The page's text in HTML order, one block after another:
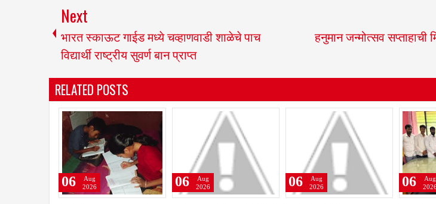
Next
भारत स्काऊट गाईड मध्ये चव्हाणवाडी शाळेचे पाच
विद्यार्थी राष्ट्रीय सुवर्ण बान प्राप्त
हनुमान जन्मोत्सव सप्ताहाची
RELATED POSTS
06
Aug
2026
06
Aug
2026
06
Aug
2026